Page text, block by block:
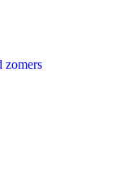
zomers